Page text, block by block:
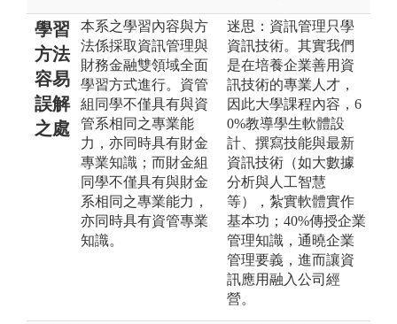
學習
方法
容易
誤解
之處
本系之學習內容與方
法係採取資訊管理與
財務金融雙領域全面
學習方式進行。資管
組同學不僅具有與資
管系相同之專業能
力，亦同時具有財金
專業知識；而財金組
同學不僅具有與財金
系相同之專業能力，
亦同時具有資管專業
知識。
迷思：資訊管理只學
資訊技術。其實我們
是在培養企業善用資
訊技術的專業人才，
因此大學課程內容，6
0%教導學生軟體設
計、撰寫技能與最新
資訊技術（如大數據
分析與人工智慧
等），紮實軟體實作
基本功；40%傳授企業
管理知識，通曉企業
管理要義，進而讓資
訊應用融入公司經
營。